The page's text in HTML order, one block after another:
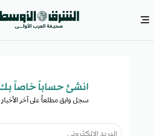
انشئ حساباً خاصاً
سجل وابق مطلعاً على آخر الأخبار ​